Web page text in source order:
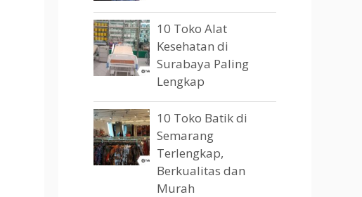
10 Toko Alat
Kesehatan di
Surabaya Paling
Lengkap
10 Toko Batik di
Semarang
Terlengkap,
Berkualitas dan
Murah